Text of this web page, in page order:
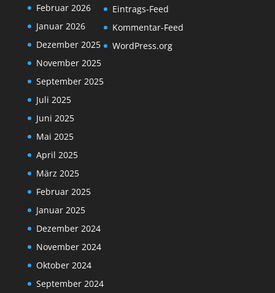
Februar 2026
Januar 2026
Dezember 2025
November 2025
September 2025
Juli 2025
Juni 2025
Mai 2025
April 2025
März 2025
Februar 2025
Januar 2025
Dezember 2024
November 2024
Oktober 2024
September 2024
Eintrags-Feed
Kommentar-Feed
WordPress.org